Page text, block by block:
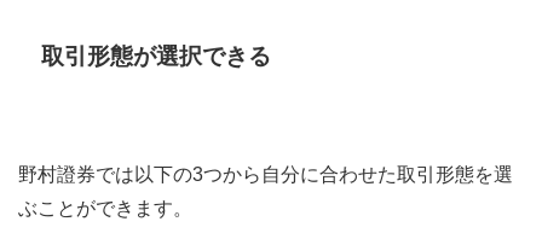
取引形態が選択できる
野村證券では以下の3つから自分に合わせた取引形態を選
ぶことができます。